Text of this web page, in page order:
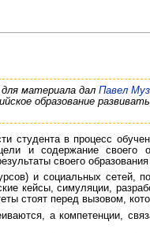
для материала далПавел
образование
в процесс
и содержание своего
своего образования
и социальных сетей,
кейсы, симуляции,
стоят перед вызовом,
а компетенции,